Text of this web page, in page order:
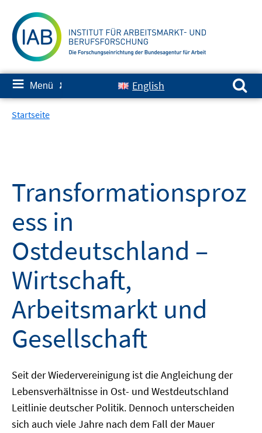
zum
Inhalt
≡ Menü ✘ English
Suchen nach:
Startseite
Transformationsproz
ess in
Ostdeutschland –
Wirtschaft,
Arbeitsmarkt und
Gesellschaft
Seit der Wiedervereinigung ist die Angleichung der
Lebensverhältnisse in Ost- und Westdeutschland
Leitlinie deutscher Politik. Dennoch unterscheiden
sich auch viele Jahre nach dem Fall der Mauer